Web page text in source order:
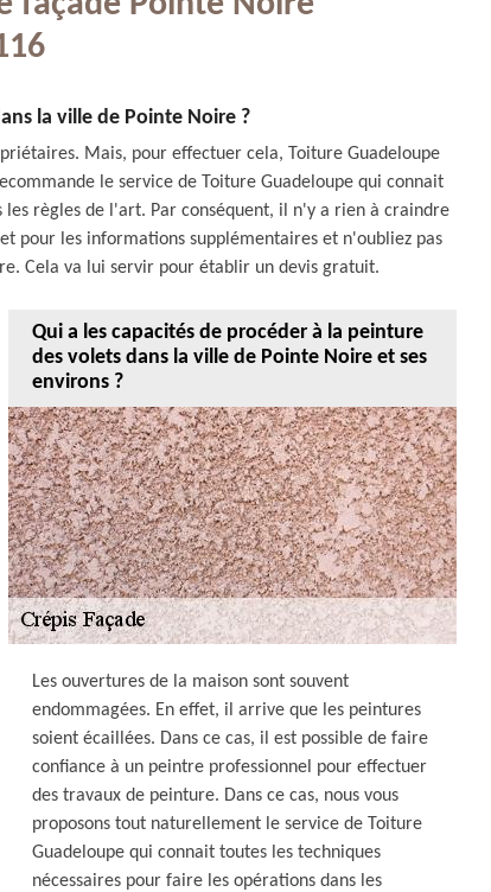
la ville de Pointe Noire ?
Mais, pour effectuer cela, Toiture Guadeloupe
le service de Toiture Guadeloupe qui connait
règles de l'art. Par conséquent, il n'y a rien à craindre
pour les informations supplémentaires et n'oubliez pas
Cela va lui servir pour établir un devis gratuit.
Qui a les capacités de procéder à la peinture
des volets dans la ville de Pointe Noire et ses
environs ?
Les ouvertures de la maison sont souvent
endommagées. En effet, il arrive que les peintures
soient écaillées. Dans ce cas, il est possible de faire
confiance à un peintre professionnel pour effectuer
des travaux de peinture. Dans ce cas, nous vous
proposons tout naturellement le service de Toiture
Guadeloupe qui connait toutes les techniques
nécessaires pour faire les opérations dans les